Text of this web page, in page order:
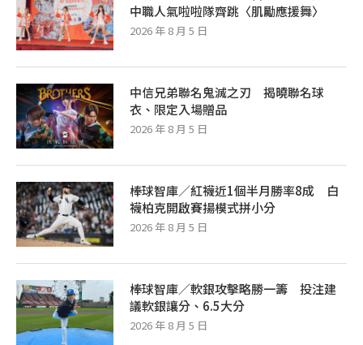
中職人氣啦啦隊齊跳〈肌勵應援舞〉
2026 年 8 月 5 日
中信兄弟聯名鬼滅之刃 揭曉聯名球
衣、限定入場贈品
2026 年 8 月 5 日
棒球智庫／紅襪近1個半月勝率8成 白
襪柏克開啟賽揚模式拼小分
2026 年 8 月 5 日
棒球智庫／軟銀攻擊略勝一籌 投注建
議軟銀讓分、6.5大分
2026 年 8 月 5 日